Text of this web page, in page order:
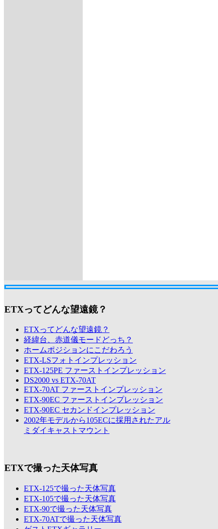
ETXってどんな望遠鏡？
ETXってどんな望遠鏡？
経緯台、赤道儀モードどっち？
ホームポジションにこだわろう
ETX-LSフォトインプレッション
ETX-125PE ファーストインプレッション
DS2000 vs ETX-70AT
ETX-70AT ファーストインプレッション
ETX-90EC ファーストインプレッション
ETX-90EC セカンドインプレッション
2002年モデルから105ECに採用されたアル
ミダイキャストマウント
ETXで撮った天体写真
ETX-125で撮った天体写真
ETX-105で撮った天体写真
ETX-90で撮った天体写真
ETX-70ATで撮った天体写真